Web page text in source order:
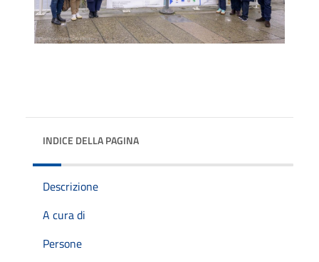
INDICE DELLA PAGINA
Descrizione
A cura di
Persone